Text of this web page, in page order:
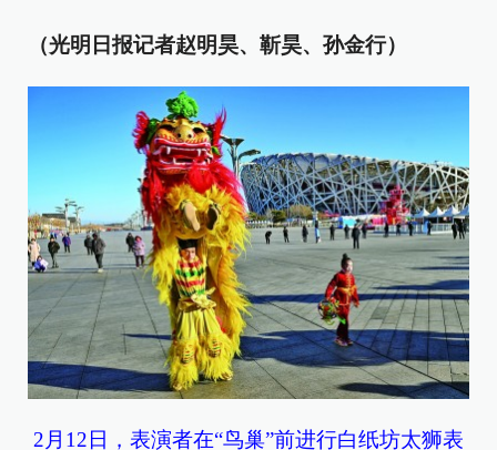
（光明日报记者赵明昊、靳昊、孙金行）
2月12日，表演者在“鸟巢”前进行白纸坊太狮表